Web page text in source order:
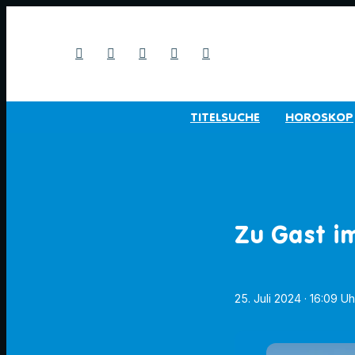
TITELSUCHE HOROSKOP
Zu Gast
25. Juli 2024 · 16:09